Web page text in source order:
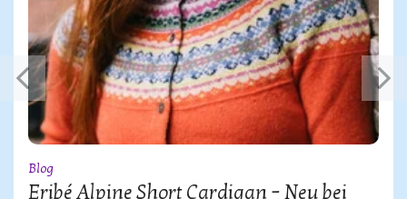
Blog
Eribé Alpine Short Cardigan – Neu bei